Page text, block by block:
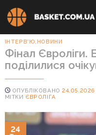
Skip
to
ІНТЕРВ'Ю,НОВИНИ
Фінал Євроліги.
поділилися
ОПУБЛІКОВАНО24.05.2026
МІТКИ ЄВРОЛІГА
24